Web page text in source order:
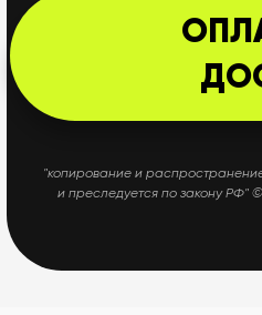
"копирование и
и преследуется по закону РФ"